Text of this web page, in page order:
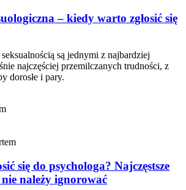
– kiedy warto zgłosić się
są jednymi z najbardziej
najczęściej przemilczanych trudności, z
dorosłe i pary.
się do psychologa? Najczęstsze
należy ignorować